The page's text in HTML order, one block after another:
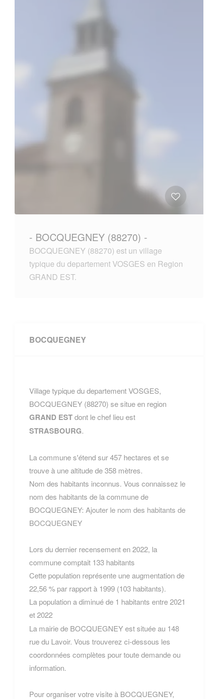
- BOCQUEGNEY (88270) -
BOCQUEGNEY (88270) est un village
typique du departement VOSGES en Region
GRAND EST.
BOCQUEGNEY
Village typique du departement VOSGES,
BOCQUEGNEY (88270) se situe en region
GRAND ESTdont le chef lieu est
STRASBOURG.
La commune s'étend sur 457 hectares et se
trouve à une altitude de 358 mètres.
Nom des habitants inconnus. Vous connaissez le
nom des habitants de la commune de
BOCQUEGNEY: Ajouter le nom des habitants de
BOCQUEGNEY
Lors du dernier recensement en 2022, la
commune comptait 133 habitants
Cette population représente une augmentation de
22,56 % par rapport à 1999 (103 habitants).
La population a diminué de 1 habitants entre 2021
et 2022
La mairie de BOCQUEGNEY est située au 148
rue du Lavoir. Vous trouverez ci-dessous les
coordonnées complètes pour toute demande ou
information.
Pour organiser votre visite à BOCQUEGNEY,